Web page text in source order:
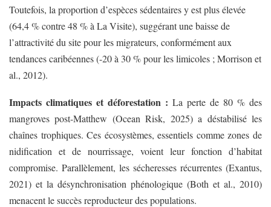
Toutefois, la proportion d’espèces sédentaires y est plus élevée
(64,4 % contre 48 % à La Visite), suggérant une baisse de
l’attractivité du site pour les migrateurs, conformément aux
tendances caribéennes (-20 à 30 % pour les limicoles ; Morrison et
al., 2012).
Impacts climatiques et déforestation : La perte de 80 % des
mangroves post-Matthew (Ocean Risk, 2025) a déstabilisé les
chaînes trophiques. Ces écosystèmes, essentiels comme zones de
nidification et de nourrissage, voient leur fonction d’habitat
compromise. Parallèlement, les sécheresses récurrentes (Exantus,
2021) et la désynchronisation phénologique (Both et al., 2010)
menacent le succès reproducteur des populations.